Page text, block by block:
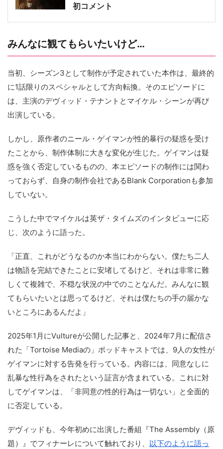
初コメント
みんなに観てもらいたいけど…
当初、シーズン3として制作が予定されていた本作は、最終的
に1話限りのスペシャルとして方向転換。そのエピソードに
は、主演のデヴィッド・テナントとマイケル・シーンが再び
出演している。
しかし、原作者のニール・ゲイマンが性的暴行の疑惑を受け
たことから、制作体制に大きな変化が生じた。ゲイマンは疑
惑を強く否定しているものの、本エピソードの制作には関わ
っておらず、自身の制作会社であるBlank Corporationも参加
していない。
こうした中でマイケルは英ザ・タイムズのインタビューに応
じ、次のように語った。
「正直、これがどうなるのか本当にわからない。僕たち二人
は物語を完結できたことに安堵してるけど、それは非常に難
しくて複雑で、不穏な状況の中でのことなんだ。みんなに観
てもらいたいとは思ってるけど、それは僕たちの手の届かな
いところにあるんだよ」
2025年1月にVultureが公開した記事と、2024年7月に配信さ
れた「Tortoise Mediaの」ポッドキャストでは、9人の女性が
ゲイマンに対する告発を行っている。内容には、同意なしに
乱暴な性行為をされたという証言が含まれている。これに対
してゲイマンは、「非同意の性的行為は一切ない」と全面的
に否定している。
デヴィッドも、今年初めに出演した番組『The Assembly（原
題）』でフィナーレについて触れており、 以下のように語っ